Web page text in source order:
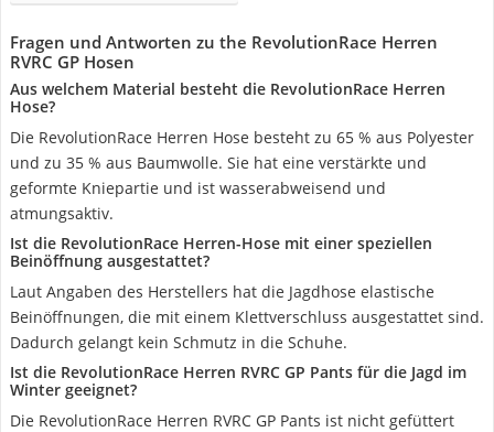
Fragen und Antworten zu the RevolutionRace Herren
RVRC GP Hosen
Aus welchem Material besteht die RevolutionRace Herren
Hose?
Die RevolutionRace Herren Hose besteht zu 65 % aus Polyester
und zu 35 % aus Baumwolle. Sie hat eine verstärkte und
geformte Kniepartie und ist wasserabweisend und
atmungsaktiv.
Ist die RevolutionRace Herren-Hose mit einer speziellen
Beinöffnung ausgestattet?
Laut Angaben des Herstellers hat die Jagdhose elastische
Beinöffnungen, die mit einem Klettverschluss ausgestattet sind.
Dadurch gelangt kein Schmutz in die Schuhe.
Ist die RevolutionRace Herren RVRC GP Pants für die Jagd im
Winter geeignet?
Die RevolutionRace Herren RVRC GP Pants ist nicht gefüttert